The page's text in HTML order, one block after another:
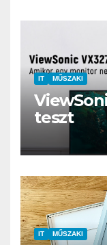
IT MŰSZAKI
teszt
IT MŰSZAKI